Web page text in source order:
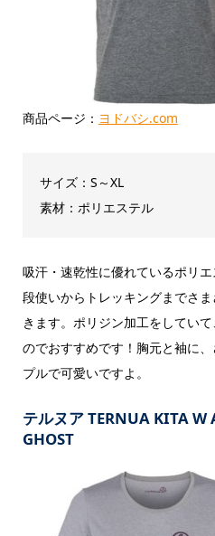
商品ページ： ヨドバシ.com
サイズ：S～XL
素材：ポリエステル
吸汗・速乾性に優れているポリ
段使いからトレッキングまでさ
きます。ポリジン加工をしてい
のでおすすめです！胸元と袖に
プルで可愛いですよ。
テルヌア TERNUA KITA
GHOST